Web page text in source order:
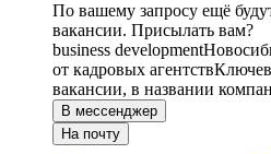
По вашему запросу ещё
вакансии. Присылать вам?
business development
от кадровых агентств
вакансии, в названии
В мессенджер
На почту